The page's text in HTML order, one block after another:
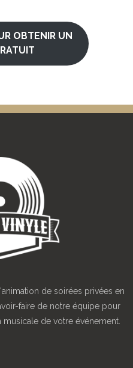
OBTENIR UN
de soirées privées en
faire de notre équipe pour
de votre événement.